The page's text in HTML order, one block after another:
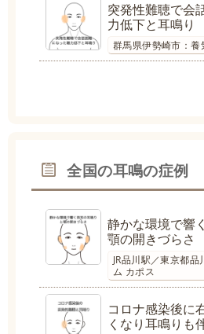
突発性難聴で会
力低下と耳鳴り
群馬県伊勢崎市：養
全国の耳鳴の症例
静かな環境で響
顎の開きづらさ
JR品川駅／東京都
ム カポス
コロナ感染後に
くなり耳鳴りも